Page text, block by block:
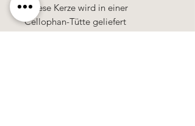
- diese Kerze wird in einer
Cellophan-Tütte geliefert
- die Kerzen werden in Serien von